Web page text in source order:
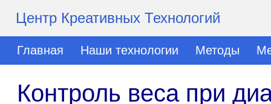
Центр Креативных Технологий
Главная Наши технологии Методы
Контроль веса при